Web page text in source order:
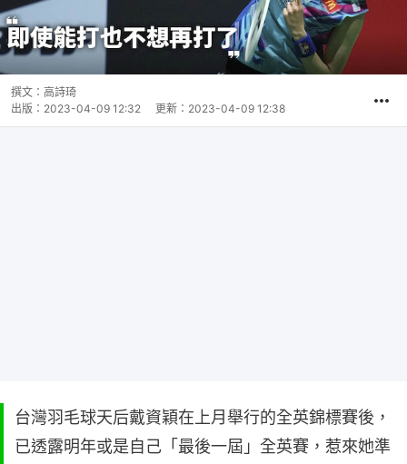
撰文： 高詩琦
出版： 2023-04-09 12:32 更新： 2023-04-09 12:38
台灣羽毛球天后戴資穎在上月舉行的全英錦標賽後，
已透露明年或是自己「最後一屆」全英賽，惹來她準